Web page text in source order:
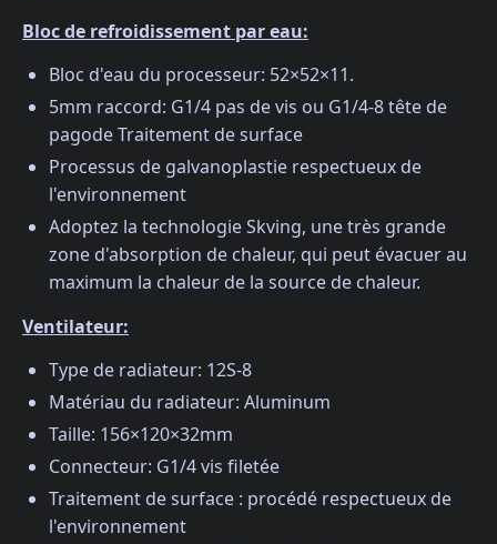
Bloc de refroidissement par eau:
Bloc d'eau du processeur: 52×52×11.
5mm raccord: G1/4 pas de vis ou G1/4-8 tête de
pagode Traitement de surface
Processus de galvanoplastie respectueux de
l'environnement
Adoptez la technologie Skving, une très grande
zone d'absorption de chaleur, qui peut évacuer au
maximum la chaleur de la source de chaleur.
Ventilateur:
Type de radiateur: 12S-8
Matériau du radiateur: Aluminum
Taille: 156×120×32mm
Connecteur: G1/4 vis filetée
Traitement de surface : procédé respectueux de
l'environnement